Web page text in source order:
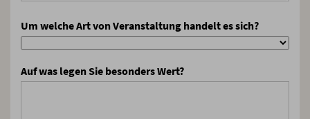
Um welche Art von Veranstaltung handelt es sich?
Auf was legen Sie besonders Wert?